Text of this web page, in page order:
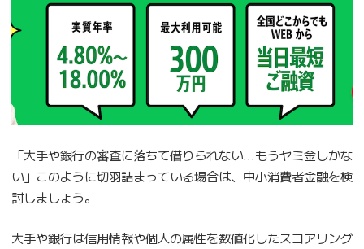
「大手や銀行の審査に落ちて借りられない…もうヤミ金しかな
い」このように切羽詰まっている場合は、中小消費者金融を検
討しましょう。
大手や銀行は信用情報や個人の属性を数値化したスコアリング